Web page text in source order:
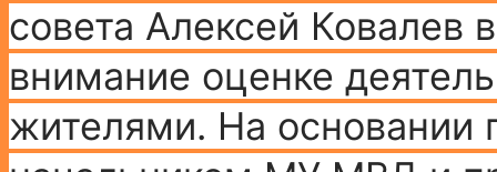
совета Алексей Ковалев
внимание оценке
жителями. На основании